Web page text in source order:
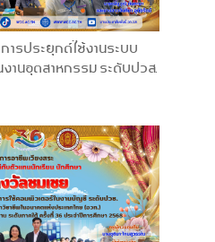
ารประยุกต์ใช้งานระบบ
านอุตสาหกรรม ระดับปวส.